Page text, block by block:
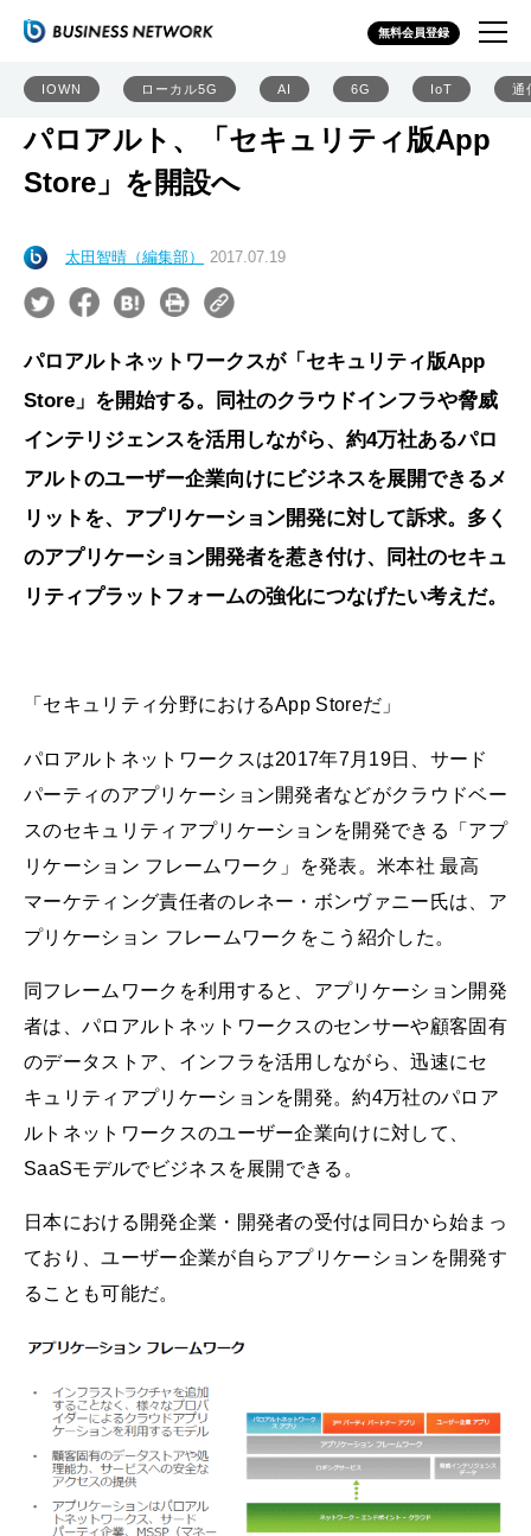
無料会員登録
IOWN ローカル5G AI 6G IoT 通
パロアルト、「セキュリティ版App
Store」を開設へ
太田智晴（編集部） 2017.07.19
パロアルトネットワークスが「セキュリティ版App
Store」を開始する。同社のクラウドインフラや脅威
インテリジェンスを活用しながら、約4万社あるパロ
アルトのユーザー企業向けにビジネスを展開できるメ
リットを、アプリケーション開発に対して訴求。多く
のアプリケーション開発者を惹き付け、同社のセキュ
リティプラットフォームの強化につなげたい考えだ。
「セキュリティ分野におけるApp Storeだ」
パロアルトネットワークスは2017年7月19日、サード
パーティのアプリケーション開発者などがクラウドベー
スのセキュリティアプリケーションを開発できる「アプ
リケーション フレームワーク」を発表。米本社 最高
マーケティング責任者のレネー・ボンヴァニー氏は、ア
プリケーション フレームワークをこう紹介した。
同フレームワークを利用すると、アプリケーション開発
者は、パロアルトネットワークスのセンサーや顧客固有
のデータストア、インフラを活用しながら、迅速にセ
キュリティアプリケーションを開発。約4万社のパロア
ルトネットワークスのユーザー企業向けに対して、
SaaSモデルでビジネスを展開できる。
日本における開発企業・開発者の受付は同日から始まっ
ており、ユーザー企業が自らアプリケーションを開発す
ることも可能だ。